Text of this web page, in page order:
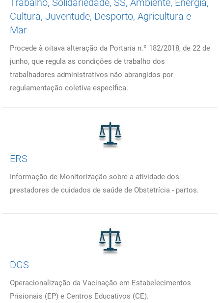
Trabalho, Solidariedade, SS, Ambiente, Energia,
Cultura, Juventude, Desporto, Agricultura e
Mar
Procede à oitava alteração da Portaria n.º 182/2018, de 22 de
junho, que regula as condições de trabalho dos
trabalhadores administrativos não abrangidos por
regulamentação coletiva específica.
ERS
Informação de Monitorização sobre a atividade dos
prestadores de cuidados de saúde de Obstetrícia - partos.
DGS
Operacionalização da Vacinação em Estabelecimentos
Prisionais (EP) e Centros Educativos (CE).